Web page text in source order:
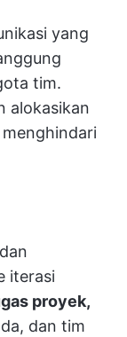
yang
tim.
alokasikan
iterasi
proyek,
dan tim